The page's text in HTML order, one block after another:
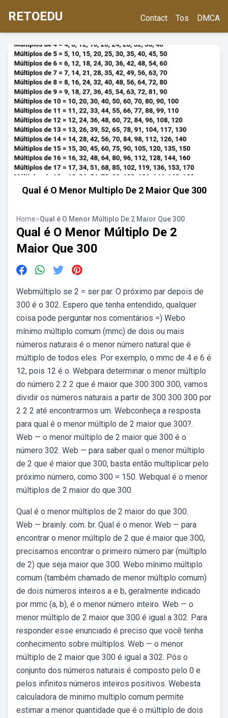
RETOEDU Contact Tos DMCA
Qual é O Menor Multiplo De 2 Maior Que 300
Home>Qual é O Menor Múltiplo De 2 Maior Que 300
Qual é O Menor Múltiplo De 2
Maior Que 300
Webmúltiplo se 2 = ser par. O próximo par depois de
300 é o 302. Espero que tenha entendido, qualquer
coisa pode perguntar nos comentários =) Webo
mínimo múltiplo comum (mmc) de dois ou mais
números naturais é o menor número natural que é
múltiplo de todos eles. Por exemplo, o mmc de 4 e 6 é
12, pois 12 é o. Webpara determinar o menor múltiplo
do número 2 2 2 que é maior que 300 300 300, vamos
dividir os números naturais a partir de 300 300 300 por
2 2 2 até encontrarmos um. Webconheça a resposta
para qual é o menor múltiplo de 2 maior que 300?.
Web — o menor múltiplo de 2 maior que 300 é o
número 302. Web — para saber qual o menor múltiplo
de 2 que é maior que 300, basta então multiplicar pelo
próximo número, como 300 = 150. Webqual é o menor
múltiplos de 2 maior do que 300.
Qual é o menor múltiplos de 2 maior do que 300.
Web — brainly. com. br. Qual é o menor. Web — para
encontrar o menor múltiplo de 2 que é maior que 300,
precisamos encontrar o primeiro número par (múltiplo
de 2) que seja maior que 300. Webo mínimo múltiplo
comum (também chamado de menor múltiplo comum)
de dois números inteiros a e b, geralmente indicado
por mmc (a, b), é o menor número inteiro. Web — o
menor múltiplo de 2 maior que 300 é igual a 302. Para
responder esse enunciado é preciso que você tenha
conhecimento sobre múltiplos. Web — o menor
múltiplo de 2 maior que 300 é igual a 302. Pós o
conjunto dos números naturais é composto pelo 0 e
pelos infinitos números inteiros positivos. Webesta
calculadora de minimo multiplo comum permite
estimar a menor quantidade que é o múltiplo de dois